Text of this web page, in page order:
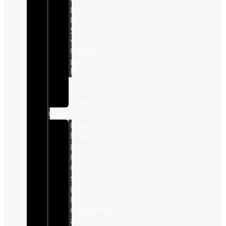
para
perros
Salud
y
Cuidado
para
Perros
Gatos
Comida
humeda
para
gatos
Comida
seca
para
gatos
Complementos
alimenticios